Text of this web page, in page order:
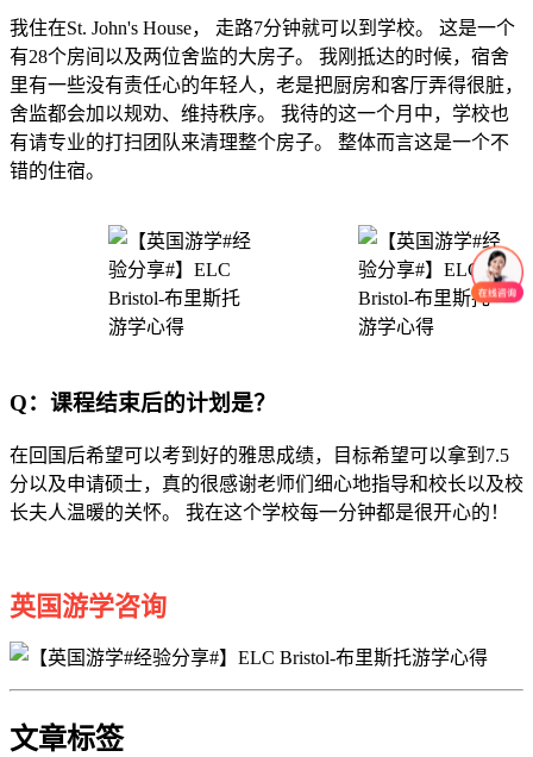
我住在St. John's House， 走路7分钟就可以到学校。 这是一个
有28个房间以及两位舍监的大房子。 我刚抵达的时候，宿舍
里有一些没有责任心的年轻人，老是把厨房和客厅弄得很脏，
舍监都会加以规劝、维持秩序。 我待的这一个月中，学校也
有请专业的打扫团队来清理整个房子。 整体而言这是一个不
错的住宿。
Q：课程结束后的计划是？
在回国后希望可以考到好的雅思成绩，目标希望可以拿到7.5
分以及申请硕士，真的很感谢老师们细心地指导和校长以及校
长夫人温暖的关怀。 我在这个学校每一分钟都是很开心的！
英国游学咨询
文章标签